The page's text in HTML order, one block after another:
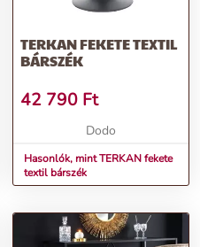
TERKAN FEKETE TEXTIL
BÁRSZÉK
42 790 Ft
Dodo
Hasonlók, mint TERKAN fekete
textil bárszék